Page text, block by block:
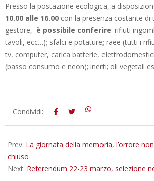
Presso la postazione ecologica, a
10.00 alle 16.00 con la presenza costante di
gestore, è possibile conferire: rifiuti
tavoli, ecc…); sfalci e potature; raee (tutti i
tv, computer, carica batterie,
(basso consumo e neon); inerti; oli vegetali
2026-
Condividi:
Prev: La giornata della memoria, l’orrore
chiuso
Next: Referendum 22-23 marzo, selezione